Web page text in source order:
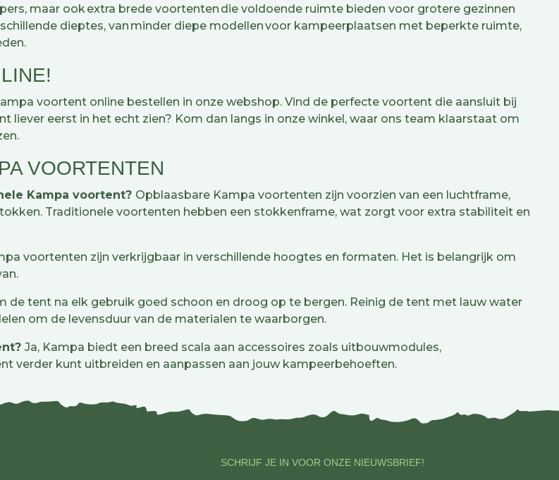
maar ook extra brede voortenten die voldoende ruimte bieden voor grotere gezinnen
dieptes, van minder diepe modellen voor kampeerplaatsen met beperkte ruimte,
voortent online bestellen in onze webshop. Vind de perfecte voortent die aansluit bij
liever eerst in het echt zien? Kom dan langs in onze winkel, waar ons team klaarstaat om
VOORTENTEN
Kampa voortent? Opblaasbare Kampa voortenten zijn voorzien van een luchtframe,
Traditionele voortenten hebben een stokkenframe, wat zorgt voor extra stabiliteit en
voortenten zijn verkrijgbaar in verschillende hoogtes en formaten. Het is belangrijk om
de tent na elk gebruik goed schoon en droog op te bergen. Reinig de tent met lauw water
om de levensduur van de materialen te waarborgen.
Ja, Kampa biedt een breed scala aan accessoires zoals uitbouwmodules,
verder kunt uitbreiden en aanpassen aan jouw kampeerbehoeften.
SCHRIJF JE IN VOOR ONZE NIEUWSBRIEF!